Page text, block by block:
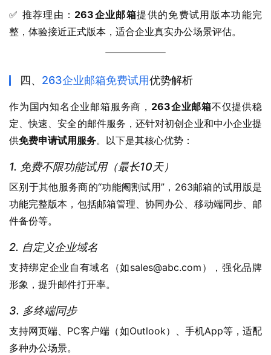
✅ 推荐理由： 263企业邮箱提供的免费试用版本功能完
整，体验接近正式版本，适合企业真实办公场景评估。
四、 263企业邮箱免费试用优势解析
作为国内知名企业邮箱服务商， 263企业邮箱不仅提供稳
定、快速、安全的邮件服务，还针对初创企业和中小企业提
供免费申请试用服务。以下是其核心优势：
1. 免费不限功能试用（最长10天）
区别于其他服务商的“功能阉割试用”，263邮箱的试用版是
功能完整版本，包括邮箱管理、协同办公、移动端同步、邮
件备份等。
2. 自定义企业域名
支持绑定企业自有域名（如sales@abc.com），强化品牌
形象，提升邮件打开率。
3. 多终端同步
支持网页端、PC客户端（如Outlook）、手机App等，适配
多种办公场景。